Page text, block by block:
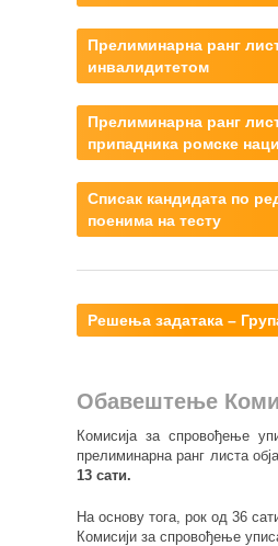
Прелиминарна ранг
инвалидитетом
Прелиминарна ранг
припадника ромске
Списак кандидата по
поенима на тесту
Решења задатака –
Обавештење
Комисија за спровођење
прелиминарна ранг листа
13 сати.
На основу тога, рок од 36
Комисији за спровођење